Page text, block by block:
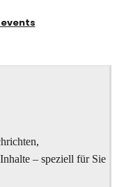
– speziell für Sie